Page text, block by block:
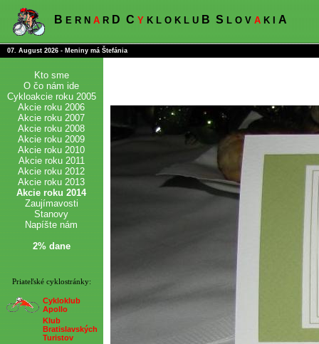
B E R N A R D C Y K L O K L U B S L O V A K I A
07. August 2026 - Meniny má Štefánia
Kto sme
O čo nám ide
Cykloakcie roku 2005
Akcie roku 2006
Akcie roku 2007
Akcie roku 2008
Akcie roku 2009
Akcie roku 2010
Akcie roku 2011
Akcie roku 2012
Akcie roku 2013
Akcie roku 2014
Zaujímavosti
Stanovy
Napíšte nám
2% dane
Priateľské cyklostránky:
Cykloklub
Apollo
Klub
Bratislavských
Turistov